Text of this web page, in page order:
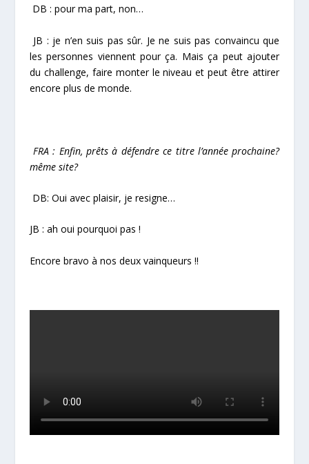
DB : pour ma part, non…
JB : je n’en suis pas sûr. Je ne suis pas convaincu que
les personnes viennent pour ça. Mais ça peut ajouter
du challenge, faire monter le niveau et peut être attirer
encore plus de monde.
FRA : Enfin, prêts à défendre ce titre l’année prochaine?
même site?
DB: Oui avec plaisir, je resigne…
JB : ah oui pourquoi pas !
Encore bravo à nos deux vainqueurs !!